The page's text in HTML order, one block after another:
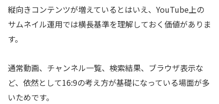
縦向きコンテンツが増えているとはいえ、YouTube上の
サムネイル運用では横長基準を理解しておく価値がありま
す。
通常動画、チャンネル一覧、検索結果、ブラウザ表示な
ど、依然として16:9の考え方が基礎になっている場面が多
いためです。